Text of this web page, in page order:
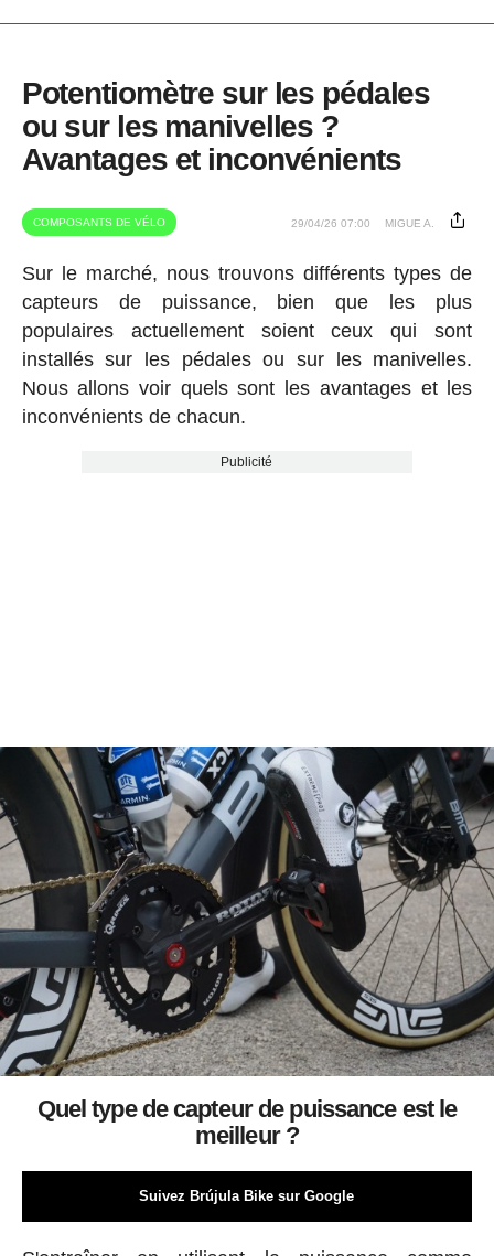
Potentiomètre sur les pédales
ou sur les manivelles ?
Avantages et inconvénients
COMPOSANTS DE VÉLO 29/04/26 07:00 MIGUE A.
Sur le marché, nous trouvons différents types de
capteurs de puissance, bien que les plus
populaires actuellement soient ceux qui sont
installés sur les pédales ou sur les manivelles.
Nous allons voir quels sont les avantages et les
inconvénients de chacun.
Publicité
Quel type de capteur de puissance est le
meilleur ?
Suivez Brújula Bike sur Google